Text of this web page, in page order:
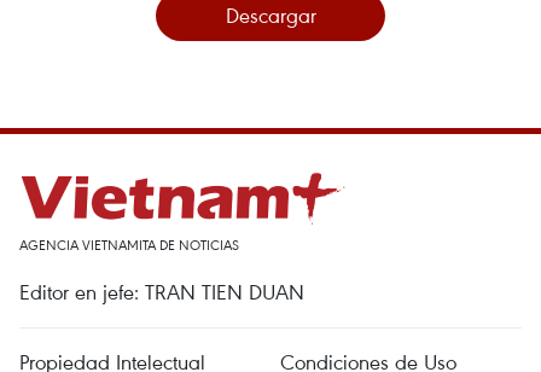
Descargar
AGENCIA VIETNAMITA DE NOTICIAS
Editor en jefe: TRAN TIEN DUAN
Propiedad Intelectual
Condiciones de Uso